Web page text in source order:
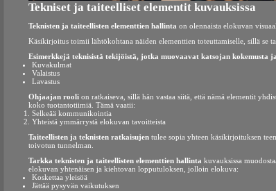
Tekniset ja taiteelliset elementit kuvauksissa
Teknisten ja taiteellisten elementtien hallinta on olennaista elokuvan
Käsikirjoitus toimii lähtökohtana näiden elementtien toteuttamiselle, sillä se
Esimerkkejä teknisistä tekijöistä, jotka muovaavat katsojan kokemusta
Kuvakulmat
Valaistus
Lavastus
Ohjaajan rooli on ratkaiseva, sillä hän vastaa siitä, että nämä elementit
koko tuotantotiimiä. Tämä vaatii:
Selkeää kommunikointia
Yhteistä ymmärrystä elokuvan tavoitteista
Taiteellisten ja teknisten ratkaisujen tulee sopia yhteen käsikirjoituksen
toivotun tunnelman.
Tarkka teknisten ja taiteellisten elementtien hallinta kuvauksissa
elokuvan yhtenäisen ja kiehtovan lopputuloksen, jolloin elokuva:
Koskettaa yleisöä
Jättää pysyvän vaikutuksen